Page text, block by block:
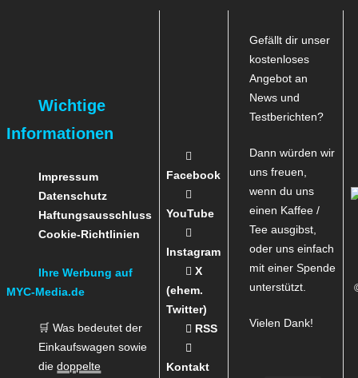
Wichtige
Informationen
Impressum
Datenschutz
Haftungsausschluss
Cookie-Richtlinien
Ihre Werbung auf
MYC-Media.de
🛒 Was bedeutet der
Einkaufswagen sowie
diedoppelte
Facebook
YouTube
Instagram
X
(ehem.
Twitter)
RSS
Kontakt
Gefällt dir unser
kostenloses
Angebot an
News und
Testberichten?
Dann würden wir
uns freuen,
wenn du uns
einen Kaffee /
Tee ausgibst,
oder uns einfach
mit einer Spende
unterstützt.
Vielen Dank!